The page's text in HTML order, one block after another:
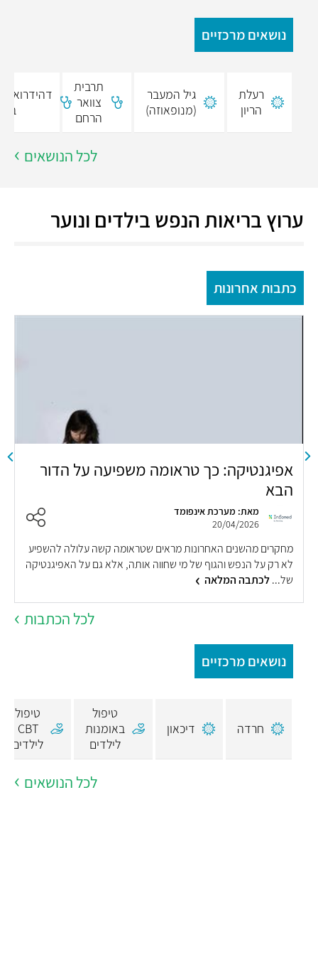
נושאים מרכזיים
רעלת
הריון
גיל המעבר
(מנופאוזה)
תרבית
צוואר
הרחם
לכל הנושאים
ערוץ בריאות הנפש בילדים ונוער
כתבות אחרונות
אפיגנטיקה: כך טראומה משפיעה על הדור
הבא
מאת: מערכת אינפומד
20/04/2026
מחקרים מהשנים האחרונות מראים שטראומה קשה עלולה להשפיע
לא רק על הנפש והגוף של מי שחווה אותה, אלא גם על האפיגנטיקה
של...לכתבה המלאה
לכל הכתבות
נושאים מרכזיים
חרדה דיכאון
טיפול
באומנות
לילדים
טיפול
CBT
לילדים
לכל הנושאים